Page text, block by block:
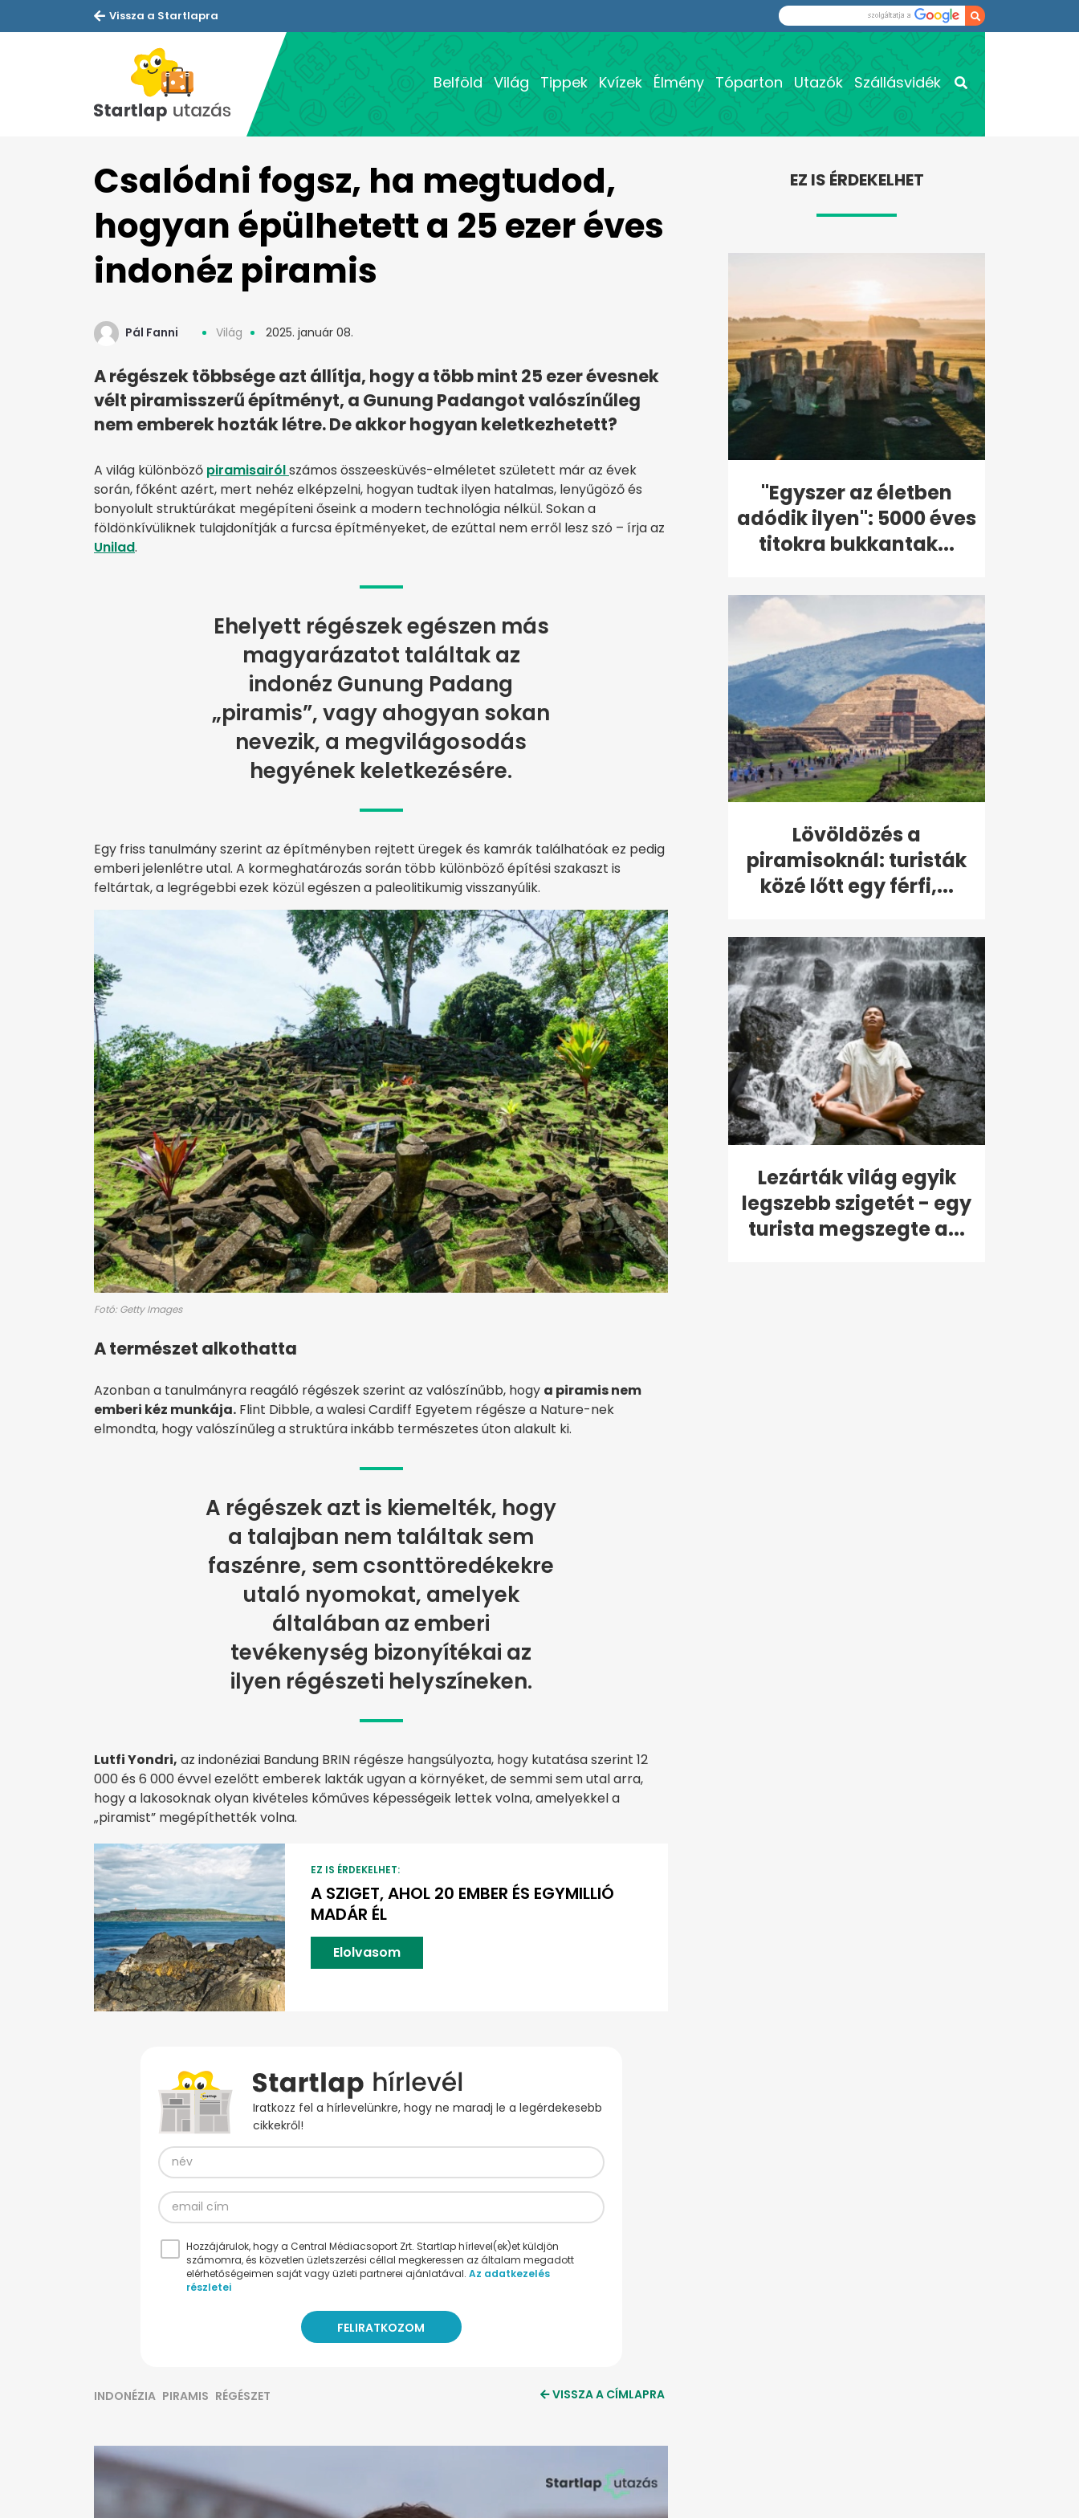
Vissza a Startlapra
Belföld Világ Tippek Kvízek Élmény Tóparton Utazók Szállásvidék
Csalódni fogsz, ha megtudod,
hogyan épülhetett a 25 ezer éves
indonéz piramis
Pál Fanni Világ 2025. január 08.
A régészek többsége azt állítja, hogy a több mint 25 ezer évesnek
vélt piramisszerű építményt, a Gunung Padangot valószínűleg
nem emberek hozták létre. De akkor hogyan keletkezhetett?
A világ különböző piramisairólszámos összeesküvés-elméletet született már az évek
során, főként azért, mert nehéz elképzelni, hogyan tudtak ilyen hatalmas, lenyűgöző és
bonyolult struktúrákat megépíteni őseink a modern technológia nélkül. Sokan a
földönkívüliknek tulajdonítják a furcsa építményeket, de ezúttal nem erről lesz szó – írja az
Unilad.
Ehelyett régészek egészen más
magyarázatot találtak az
indonéz Gunung Padang
„piramis”, vagy ahogyan sokan
nevezik, a megvilágosodás
hegyének keletkezésére.
Egy friss tanulmány szerint az építményben rejtett üregek és kamrák találhatóak ez pedig
emberi jelenlétre utal. A kormeghatározás során több különböző építési szakaszt is
feltártak, a legrégebbi ezek közül egészen a paleolitikumig visszanyúlik.
Fotó: Getty Images
A természet alkothatta
Azonban a tanulmányra reagáló régészek szerint az valószínűbb, hogy a piramis nem
emberi kéz munkája. Flint Dibble, a walesi Cardiff Egyetem régésze a Nature-nek
elmondta, hogy valószínűleg a struktúra inkább természetes úton alakult ki.
A régészek azt is kiemelték, hogy
a talajban nem találtak sem
faszénre, sem csonttöredékekre
utaló nyomokat, amelyek
általában az emberi
tevékenység bizonyítékai az
ilyen régészeti helyszíneken.
Lutfi Yondri, az indonéziai Bandung BRIN régésze hangsúlyozta, hogy kutatása szerint 12
000 és 6 000 évvel ezelőtt emberek lakták ugyan a környéket, de semmi sem utal arra,
hogy a lakosoknak olyan kivételes kőműves képességeik lettek volna, amelyekkel a
„piramist” megépíthették volna.
EZ IS ÉRDEKELHET:
A SZIGET, AHOL 20 EMBER ÉS EGYMILLIÓ
MADÁR ÉL
Elolvasom
Iratkozz fel a hírlevelünkre, hogy ne maradj le a legérdekesebb
cikkekről!
Hozzájárulok, hogy a Central Médiacsoport Zrt. Startlap hírlevel(ek)et küldjön
számomra, és közvetlen üzletszerzési céllal megkeressen az általam megadott
elérhetőségeimen saját vagy üzleti partnerei ajánlatával. Az adatkezelés
részletei
INDONÉZIA PIRAMIS RÉGÉSZET VISSZA A CÍMLAPRA
EZ IS ÉRDEKELHET
"Egyszer az életben
adódik ilyen": 5000 éves
titokra bukkantak...
Lövöldözés a
piramisoknál: turisták
közé lőtt egy férfi,...
Lezárták világ egyik
legszebb szigetét - egy
turista megszegte a...